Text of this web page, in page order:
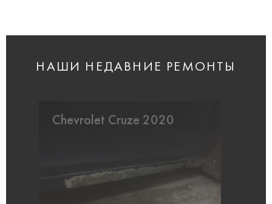
НАШИ НЕДАВНИЕ РЕМОНТЫ
Chevrolet Cruze 2020